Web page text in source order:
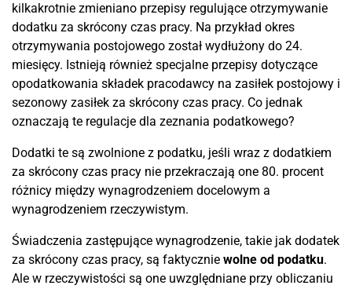
kilkakrotnie zmieniano przepisy regulujące otrzymywanie
dodatku za skrócony czas pracy. Na przykład okres
otrzymywania postojowego został wydłużony do 24.
miesięcy. Istnieją również specjalne przepisy dotyczące
opodatkowania składek pracodawcy na zasiłek postojowy i
sezonowy zasiłek za skrócony czas pracy. Co jednak
oznaczają te regulacje dla zeznania podatkowego?
Dodatki te są zwolnione z podatku, jeśli wraz z dodatkiem
za skrócony czas pracy nie przekraczają one 80. procent
różnicy między wynagrodzeniem docelowym a
wynagrodzeniem rzeczywistym.
Świadczenia zastępujące wynagrodzenie, takie jak dodatek
za skrócony czas pracy, są faktycznie wolne od podatku.
Ale w rzeczywistości są one uwzględniane przy obliczaniu